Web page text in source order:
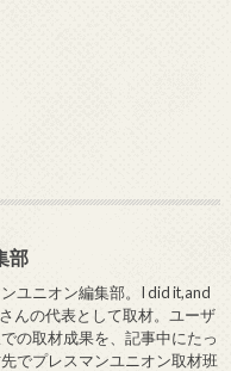
部
ユニオン編集部。I did it,and
んの代表として取材。ユーザ
の取材成果を、記事中にたっ
でプレスマンユニオン取材班